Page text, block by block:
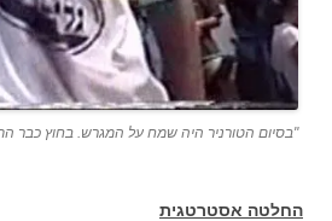
"בסיום הטורניר היה שמח על המגרש. בחוץ כבר
החלטה אסטרטגית